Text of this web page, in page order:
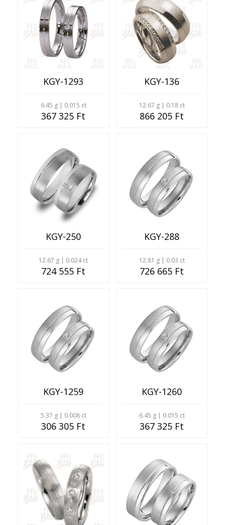
KGY-1293
6.45 g | 0.015 ct
367 325 Ft
KGY-136
12.67 g | 0.18 ct
866 205 Ft
KGY-250
12.67 g | 0.024 ct
724 555 Ft
KGY-288
12.81 g | 0.03 ct
726 665 Ft
KGY-1259
5.37 g | 0.008 ct
306 305 Ft
KGY-1260
6.45 g | 0.015 ct
367 325 Ft